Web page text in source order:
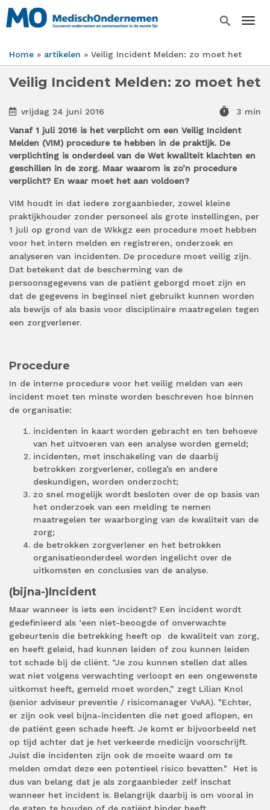
Overslaan
en
inhoud
search
Home artikelen Veilig Incident Melden: zo moet het
Veilig Incident Melden: zo moet het
vrijdag 24 juni 2016 timer
3 min
Vanaf 1 juli 2016 is het verplicht om een Veilig Incident
Melden (VIM) procedure te hebben in de praktijk. De
verplichting is onderdeel van de Wet kwaliteit klachten en
geschillen in de zorg. Maar waarom is zo’n procedure
verplicht? En waar moet het aan voldoen?
VIM houdt in dat iedere zorgaanbieder, zowel kleine
praktijkhouder zonder personeel als grote instellingen, per
1 juli op grond van de Wkkgz een procedure moet hebben
voor het intern melden en registreren, onderzoek en
analyseren van incidenten. De procedure moet veilig zijn.
Dat betekent dat de bescherming van de
persoonsgegevens van de patiënt geborgd moet zijn en
dat de gegevens in beginsel niet gebruikt kunnen worden
als bewijs of als basis voor disciplinaire maatregelen tegen
een zorgverlener.
Procedure
In de interne procedure voor het veilig melden van een
incident moet ten minste worden beschreven hoe binnen
de organisatie:
incidenten in kaart worden gebracht en ten behoeve
van het uitvoeren van een analyse worden gemeld;
incidenten, met inschakeling van de daarbij
betrokken zorgverlener, collega’s en andere
deskundigen, worden onderzocht;
zo snel mogelijk wordt besloten over de op basis van
het onderzoek van een melding te nemen
maatregelen ter waarborging van de kwaliteit van de
zorg;
de betrokken zorgverlener en het betrokken
organisatieonderdeel worden ingelicht over de
uitkomsten en conclusies van de analyse.
(bijna-)Incident
Maar wanneer is iets een incident? Een incident wordt
gedefinieerd als ‘een niet-beoogde of onverwachte
gebeurtenis die betrekking heeft op de kwaliteit van zorg,
en heeft geleid, had kunnen leiden of zou kunnen leiden
tot schade bij de cliënt. “Je zou kunnen stellen dat alles
wat niet volgens verwachting verloopt en een ongewenste
uitkomst heeft, gemeld moet worden,” zegt Lilian Knol
(senior adviseur preventie / risicomanager VvAA). "Echter,
er zijn ook veel bijna-incidenten die net goed aflopen, en
de patiënt geen schade heeft. Je komt er bijvoorbeeld net
op tijd achter dat je het verkeerde medicijn voorschrijft.
Juist die incidenten zijn ook de moeite waard om te
melden omdat deze een potentieel risico bevatten." Het is
dus van belang dat je als zorgaanbieder zelf inschat
wanneer het incident is. Belangrijk daarbij is om vooral in